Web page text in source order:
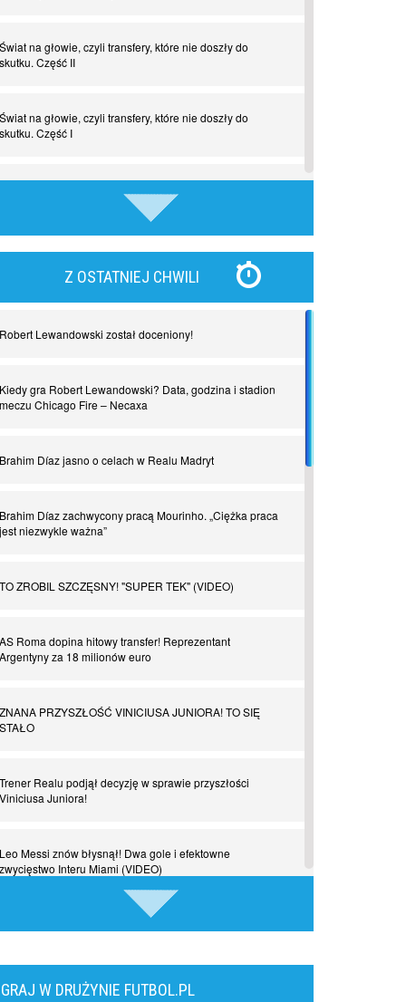
Świat na głowie, czyli transfery, które nie doszły do
skutku. Część II
Świat na głowie, czyli transfery, które nie doszły do
skutku. Część I
owca cała?
Najdziwniejsze kary w historii piłki nożnej. Część I
Powrót do Ekstraklasy. Kolejny sen Miedzi Legnica
Chłopak z pizzerii. Kim był zmarły Mino Raiola?
przeklętą drużynę?
Część III
Finansowa rewolucja na San Siro. Czy powstanie nowa
potęga?
Misja “USA” Czesława Michniewicza, czyli happy Easter
Z OSTATNIEJ CHWILI
Robert Lewandowski został doceniony!
Kiedy gra Robert Lewandowski? Data, godzina i stadion
meczu Chicago Fire – Necaxa
Brahim Díaz jasno o celach w Realu Madryt
Brahim Díaz zachwycony pracą Mourinho. „Ciężka praca
jest niezwykle ważna”
TO ZROBIL SZCZĘSNY! "SUPER TEK" (VIDEO)
AS Roma dopina hitowy transfer! Reprezentant
Argentyny za 18 milionów euro
ZNANA PRZYSZŁOŚĆ VINICIUSA JUNIORA! TO SIĘ
STAŁO
Trener Realu podjął decyzję w sprawie przyszłości
Viniciusa Juniora!
Leo Messi znów błysnął! Dwa gole i efektowne
zwycięstwo Interu Miami (VIDEO)
Górnik Zabrze przegrywa na Węgrzech. Wśród ekspertów
GRAJ W DRUŻYNIE FUTBOL.PL